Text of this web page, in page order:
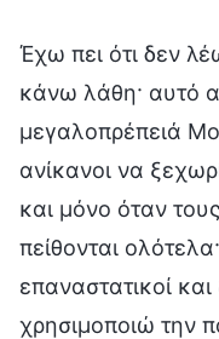
Έχω πει ότι δεν
κάνω λάθη· αυτό
μεγαλοπρέπειά
ανίκανοι να
και μόνο όταν
πείθονται
επαναστατικοί
χρησιμοποιώ την